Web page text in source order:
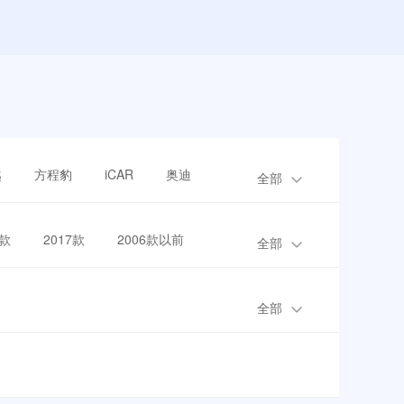
方程豹 iCAR 奥迪 全部
2017款 2006款以前 全部
全部